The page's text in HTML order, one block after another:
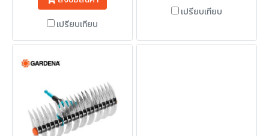
เปรียบเทียบ
เปรียบเทียบ